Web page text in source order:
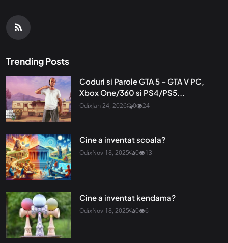
Trending Posts
Coduri si Parole GTA 5 – GTA V PC,
Xbox One/360 si PS4/PS5...
OdixJan 24, 2026 0 24
Cine a inventat scoala?
OdixNov 18, 2025 0 13
Cine a inventat kendama?
OdixNov 18, 2025 0 6